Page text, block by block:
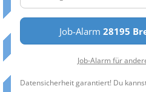
Job-Alarm 28195
Job-Alarm für
Datensicherheit garantiert! Du